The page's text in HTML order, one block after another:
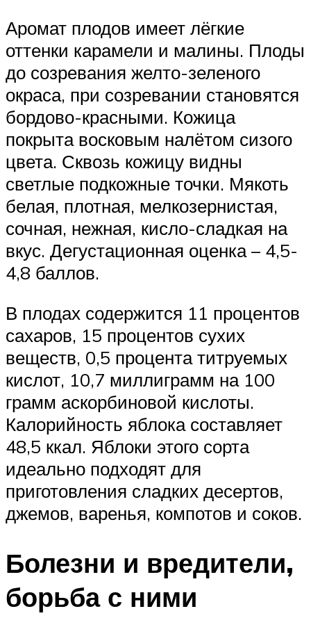
Аромат плодов имеет лёгкие
оттенки карамели и малины. Плоды
до созревания желто-зеленого
окраса, при созревании становятся
бордово-красными. Кожица
покрыта восковым налётом сизого
цвета. Сквозь кожицу видны
светлые подкожные точки. Мякоть
белая, плотная, мелкозернистая,
сочная, нежная, кисло-сладкая на
вкус. Дегустационная оценка – 4,5-
4,8 баллов.
В плодах содержится 11 процентов
сахаров, 15 процентов сухих
веществ, 0,5 процента титруемых
кислот, 10,7 миллиграмм на 100
грамм аскорбиновой кислоты.
Калорийность яблока составляет
48,5 ккал. Яблоки этого сорта
идеально подходят для
приготовления сладких десертов,
джемов, варенья, компотов и соков.
Болезни и вредители,
борьба с ними